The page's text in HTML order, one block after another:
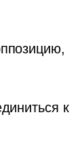
к